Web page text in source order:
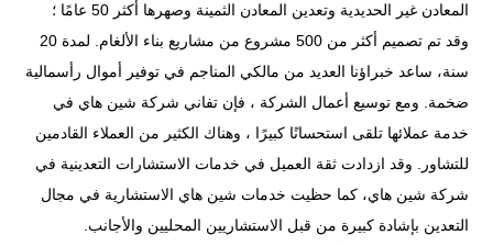
المعادن غير الحديدية وتعدين المعادن الثمينة وصهرها أكثر 50 عامًا ؛
وقد تم تصميم أكثر من 500 مشروع من مشاريع بناء الألغام. لمدة 20
سنة، ساعد خبراؤنا العديد من مالكي المناجم في توفير أموال رأسمالية
ضخمة. ومع توسيع أعمال الشركة ، فإن تفاني شركة شين هاي في
خدمة عملائها تلقى استحسانًا كبيرًا ، وهناك الكثير من العملاء القادمين
للتشاور. وقد ازدادت ثقة العميل في خدمات الاستشارات التعدينية في
شركة شين هاي، كما حظيت خدمات شين هاي الاستشارية في مجال
التعدين بإشادة كبيرة من قبل الاستشاريين المحليين والأجانب.